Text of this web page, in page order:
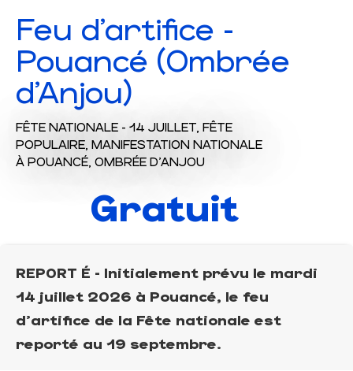
Feu d'artifice -
Pouancé (Ombrée
d'Anjou)
FÊTE NATIONALE - 14 JUILLET, FÊTE
POPULAIRE, MANIFESTATION NATIONALE
À POUANCÉ, OMBRÉE D'ANJOU
Gratuit
REPORT É - Initialement prévu le mardi
14 juillet 2026 à Pouancé, le feu
d'artifice de la Fête nationale est
reporté au 19 septembre.